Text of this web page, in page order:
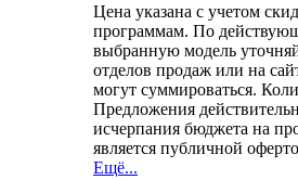
Цена указана с учетом
программам. По
выбранную модель
отделов продаж или на
могут суммироваться.
Предложения
исчерпания бюджета на
является публичной
Ещё...